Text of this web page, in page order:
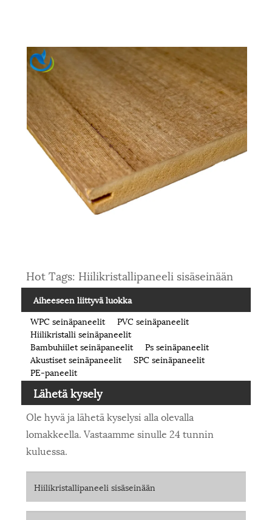
Hot Tags: Hiilikristallipaneeli sisäseinään
Aiheeseen liittyvä luokka
WPC seinäpaneelit
PVC seinäpaneelit
Hiilikristalli seinäpaneelit
Bambuhiilet seinäpaneelit
Ps seinäpaneelit
Akustiset seinäpaneelit
SPC seinäpaneelit
PE-paneelit
Lähetä kysely
Ole hyvä ja lähetä kyselysi alla olevalla
lomakkeella. Vastaamme sinulle 24 tunnin
kuluessa.